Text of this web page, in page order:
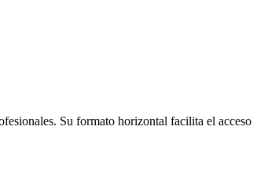
Su formato horizontal facilita el acceso